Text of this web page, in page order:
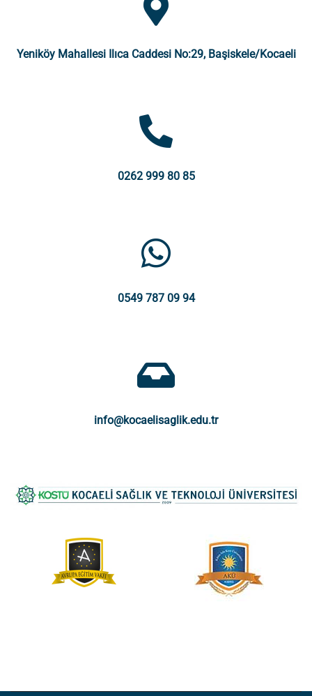
Yeniköy Mahallesi Ilıca Caddesi No:29, Başiskele/Kocaeli
0262 999 80 85
0549 787 09 94
info@kocaelisaglik.edu.tr